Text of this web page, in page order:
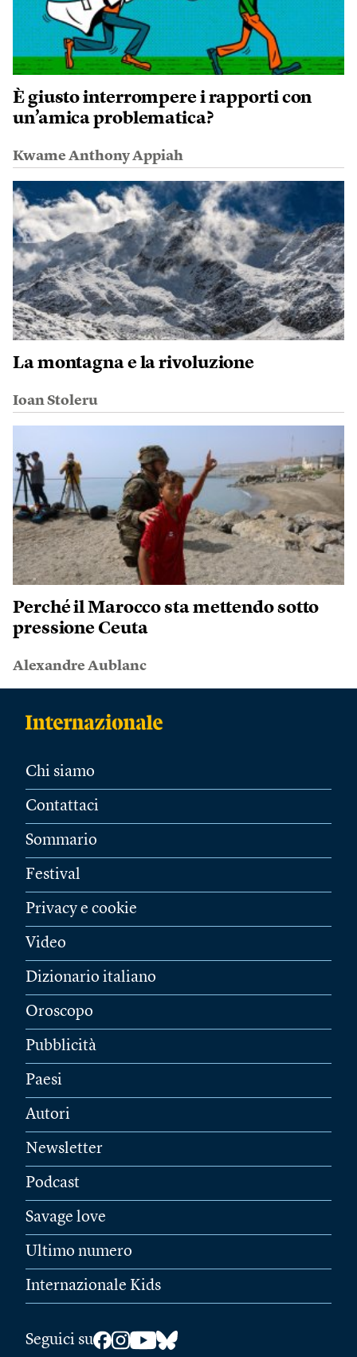
È giusto interrompere i rapporti con
un’amica problematica?
Kwame Anthony Appiah
La montagna e la rivoluzione
Ioan Stoleru
Perché il Marocco sta mettendo sotto
pressione Ceuta
Alexandre Aublanc
Chi siamo
Contattaci
Sommario
Festival
Privacy e cookie
Video
Dizionario italiano
Oroscopo
Pubblicità
Paesi
Autori
Newsletter
Podcast
Savage love
Ultimo numero
Internazionale Kids
Seguici su